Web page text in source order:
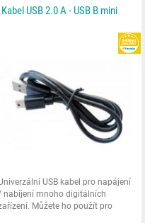
Kabel USB 2.0 A - USB B mini
USB kabel pro napájení
nabíjení mnoho digitálních
Můžete ho použít pro